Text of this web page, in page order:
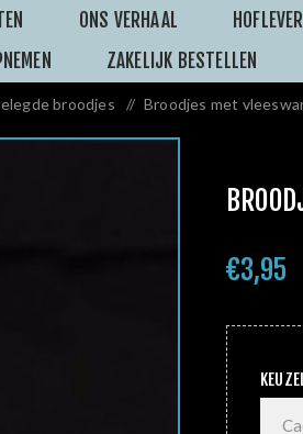
ONS VERHAAL
ZAKELIJK BESTELLEN
broodjes / Broodjes met
€3,95